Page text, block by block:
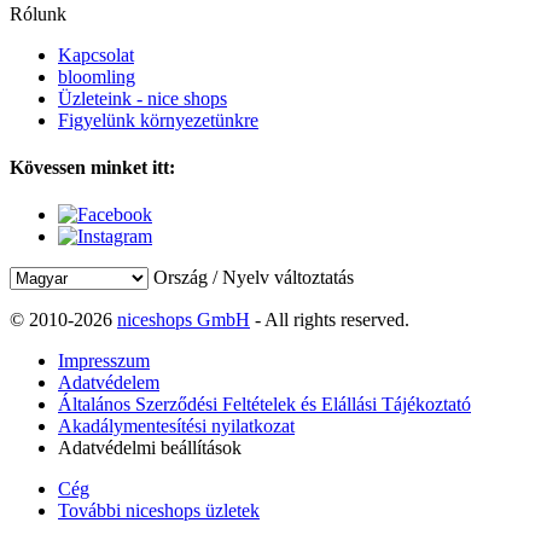
Rólunk
Kapcsolat
bloomling
Üzleteink - nice shops
Figyelünk környezetünkre
Kövessen minket itt:
Ország / Nyelv változtatás
© 2010-2026 niceshops GmbH - All rights reserved.
Impresszum
Adatvédelem
Általános Szerződési Feltételek és Elállási Tájékoztató
Akadálymentesítési nyilatkozat
Adatvédelmi beállítások
Cég
További niceshops üzletek